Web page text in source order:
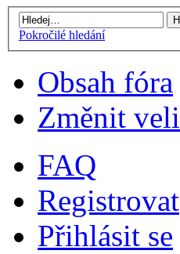
Pokročilé hledání
Obsah fóra
Změnit
FAQ
Registrovat
Přihlásit se